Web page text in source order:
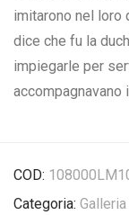
imitarono nel loro
dice che fu la
impiegarle per
accompagnavano
COD:
Categoria: